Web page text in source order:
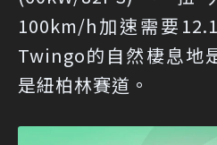
100km/h加速需要
Twingo的自然棲息地
是紐柏林賽道。